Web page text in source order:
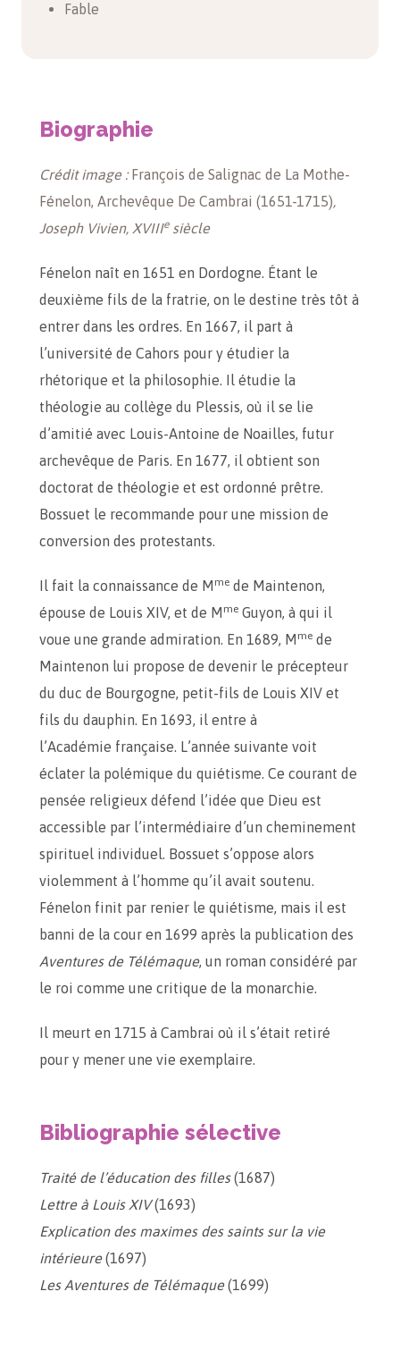
Fable
Biographie
Crédit image :François de Salignac de La Mothe-
Fénelon, Archevêque De Cambrai (1651-1715),
Joseph Vivien, XVIIIesiècle
Fénelon naît en 1651 en Dordogne. Étant le
deuxième fils de la fratrie, on le destine très tôt à
entrer dans les ordres. En 1667, il part à
l’université de Cahors pour y étudier la
rhétorique et la philosophie. Il étudie la
théologie au collège du Plessis, où il se lie
d’amitié avec Louis-Antoine de Noailles, futur
archevêque de Paris. En 1677, il obtient son
doctorat de théologie et est ordonné prêtre.
Bossuet le recommande pour une mission de
conversion des protestants.
Il fait la connaissance de Mme de Maintenon,
épouse de Louis XIV, et de Mme Guyon, à qui il
voue une grande admiration. En 1689, Mme de
Maintenon lui propose de devenir le précepteur
du duc de Bourgogne, petit-fils de Louis XIV et
fils du dauphin. En 1693, il entre à
l’Académie française. L’année suivante voit
éclater la polémique du quiétisme. Ce courant de
pensée religieux défend l’idée que Dieu est
accessible par l’intermédiaire d’un cheminement
spirituel individuel. Bossuet s’oppose alors
violemment à l’homme qu’il avait soutenu.
Fénelon finit par renier le quiétisme, mais il est
banni de la cour en 1699 après la publication des
Aventures de Télémaque, un roman considéré par
le roi comme une critique de la monarchie.
Il meurt en 1715 à Cambrai où il s’était retiré
pour y mener une vie exemplaire.
Bibliographie sélective
Traité de l’éducation des filles(1687)
Lettre à Louis XIV(1693)
Explication des maximes des saints sur la vie
intérieure(1697)
Les Aventures de Télémaque(1699)